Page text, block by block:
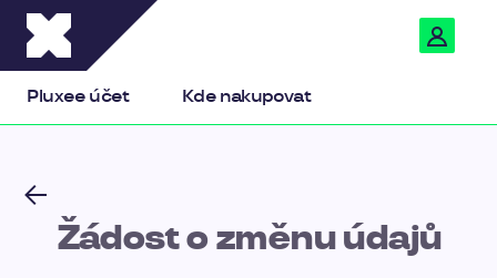
Pluxee účet Kde nakupovat
Žádost o změnu údajů